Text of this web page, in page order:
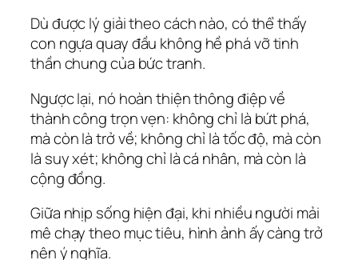
Dù được lý giải theo cách nào, có thể thấy
con ngựa quay đầu không hề phá vỡ tinh
thần chung của bức tranh.
Ngược lại, nó hoàn thiện thông điệp về
thành công trọn vẹn: không chỉ là bứt phá,
mà còn là trở về; không chỉ là tốc độ, mà còn
là suy xét; không chỉ là cá nhân, mà còn là
cộng đồng.
Giữa nhịp sống hiện đại, khi nhiều người mải
mê chạy theo mục tiêu, hình ảnh ấy càng trở
nên ý nghĩa.